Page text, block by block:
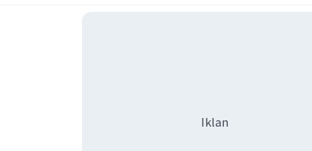
Iklan